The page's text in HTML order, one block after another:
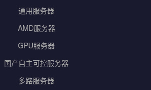
通用服务器
AMD服务器
GPU服务器
国产自主可控服务器
多路服务器